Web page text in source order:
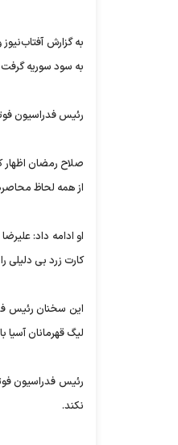
به‌ گزارش
به سود سوریه گرفت
رئیس فدراسیون
صلاح رمضان اظهار
از همه لحاظ
او ادامه‌ داد:
کارت زرد بی دلیلی
این سخنان رئیس
لیگ قهرمانان
رئیس فدراسیون
نکند.